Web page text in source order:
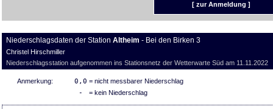
[ zur Anmeldung ]
Niederschlagsdaten der Station Altheim - Bei den Birken 3
Christel Hirschmiller
Niederschlagsstation aufgenommen ins Stationsnetz der Wetterwarte Süd am 11.11.2022
Anmerkung: 0,0 = nicht messbarer Niederschlag
- = kein Niederschlag